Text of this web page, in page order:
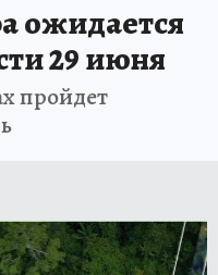
ожидается
29 июня
пройдет